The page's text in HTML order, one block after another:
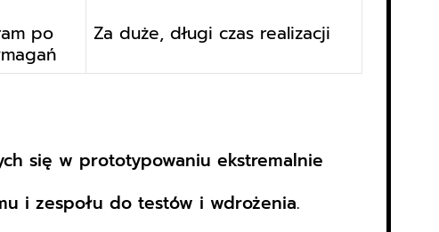
po
Za duże, długi czas realizacji
się w prototypowaniu ekstremalnie
i zespołu do testów i wdrożenia.